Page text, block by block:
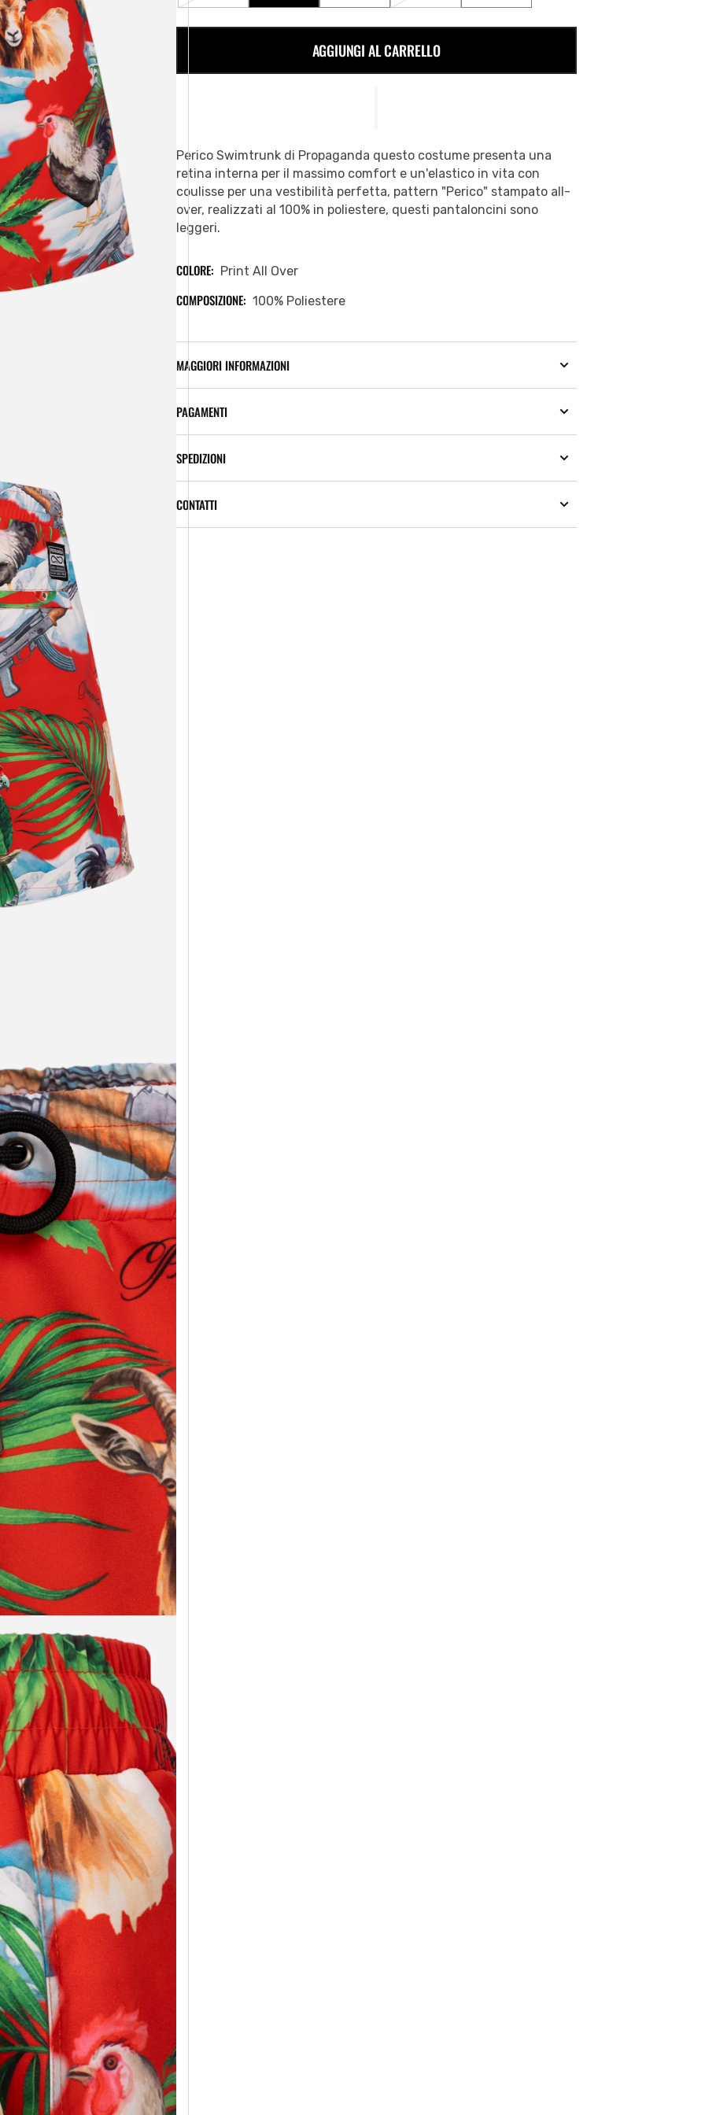
ESAURITA
ESAURITA
DISPONIBILE
ESAURITA
DISPONIBILE
ESAURITA
DISPONIBILE
ESAURITA
AGGIUNGI AL CARRELLO
Perico Swimtrunk di Propaganda questo costume presenta una
retina interna per il massimo comfort e un'elastico in vita con
coulisse per una vestibilità perfetta, pattern "Perico" stampato all-
over, realizzati al 100% in poliestere, questi pantaloncini sono
leggeri.
COLORE: Print All Over
COMPOSIZIONE: 100% Poliestere
MAGGIORI INFORMAZIONI
PAGAMENTI
SPEDIZIONI
CONTATTI